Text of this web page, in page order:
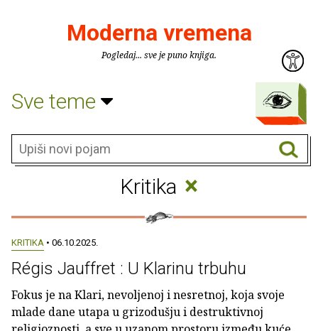
Moderna vremena
Pogledaj... sve je puno knjiga.
Sve teme
Kritika ×
KRITIKA • 06.10.2025.
Régis Jauffret : U Klarinu trbuhu
Fokus je na Klari, nevoljenoj i nesretnoj, koja svoje
mlade dane utapa u grizodušju i destruktivnoj